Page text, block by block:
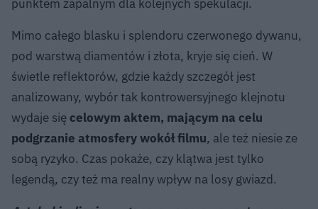
punktem zapalnym dla kolejnych spekulacji.
Mimo całego blasku i splendoru czerwonego dywanu,
pod warstwą diamentów i złota, kryje się cień. W
świetle reflektorów, gdzie każdy szczegół jest
analizowany, wybór tak kontrowersyjnego klejnotu
wydaje sięcelowym aktem, mającym na celu
podgrzanie atmosfery wokół filmu, ale też niesie ze
sobą ryzyko. Czas pokaże, czy klątwa jest tylko
legendą, czy też ma realny wpływ na losy gwiazd.